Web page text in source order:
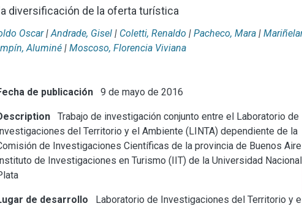
diversificación de la oferta turística
Oscar | Andrade, Gisel | Coletti, Renaldo | Pacheco, Mara |
Aluminé | Moscoso, Florencia Viviana
de publicación 9 de mayo de 2016
Trabajo de investigación conjunto entre el Laboratorio de
del Territorio y el Ambiente (LINTA) dependiente de la
de Investigaciones Científicas de la provincia de Buenos
de Investigaciones en Turismo (IIT) de la Universidad Nacional
de desarrollo
Laboratorio de Investigaciones del Territorio y el